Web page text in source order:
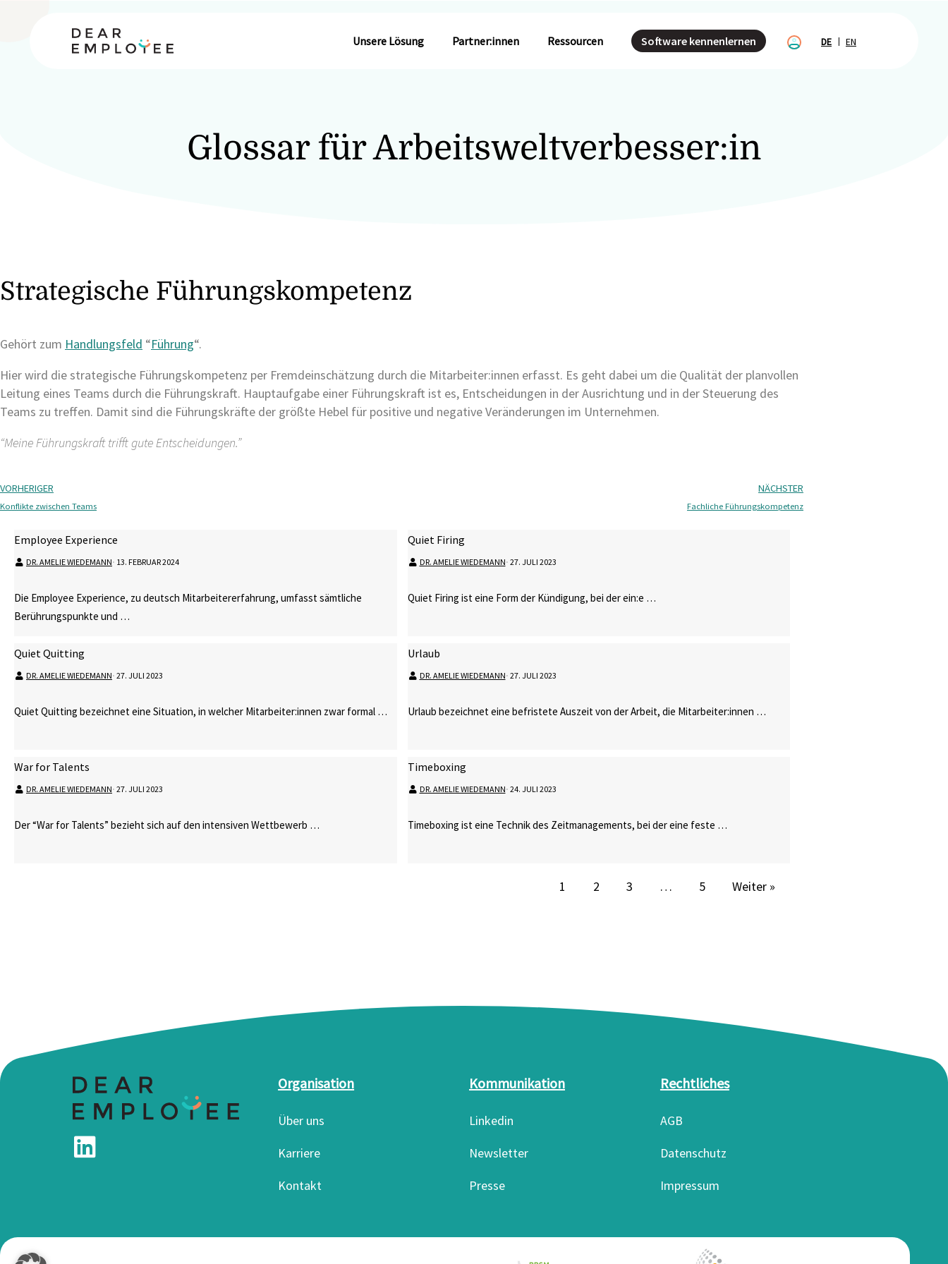
Unsere Lösung Partner:innen Ressourcen Software kennenlernen DE EN
Glossar für Arbeitsweltverbesser:in
Strategische Führungskompetenz
Gehört zum Handlungsfeld “Führung“.
Hier wird die strategische Führungskompetenz per Fremdeinschätzung durch die Mitarbeiter:innen erfasst. Es geht dabei um die Qualität der planvollen
Leitung eines Teams durch die Führungskraft. Hauptaufgabe einer Führungskraft ist es, Entscheidungen in der Ausrichtung und in der Steuerung des
Teams zu treffen. Damit sind die Führungskräfte der größte Hebel für positive und negative Veränderungen im Unternehmen.
“Meine Führungskraft trifft gute Entscheidungen.”
VORHERIGER
Konflikte zwischen Teams
NÄCHSTER
Fachliche Führungskompetenz
Employee Experience
DR. AMELIE WIEDEMANN⋅ 13. FEBRUAR 2024
Die Employee Experience, zu deutsch Mitarbeitererfahrung, umfasst sämtliche
Berührungspunkte und …
Quiet Firing
DR. AMELIE WIEDEMANN⋅ 27. JULI 2023
Quiet Firing ist eine Form der Kündigung, bei der ein:e …
Quiet Quitting
DR. AMELIE WIEDEMANN⋅ 27. JULI 2023
Quiet Quitting bezeichnet eine Situation, in welcher Mitarbeiter:innen zwar formal …
Urlaub
DR. AMELIE WIEDEMANN⋅ 27. JULI 2023
Urlaub bezeichnet eine befristete Auszeit von der Arbeit, die Mitarbeiter:innen …
War for Talents
DR. AMELIE WIEDEMANN⋅ 27. JULI 2023
Der “War for Talents” bezieht sich auf den intensiven Wettbewerb …
Timeboxing
DR. AMELIE WIEDEMANN⋅ 24. JULI 2023
Timeboxing ist eine Technik des Zeitmanagements, bei der eine feste …
1 2 3 … 5 Weiter »
Organisation
Über uns
Karriere
Kontakt
Kommunikation
Linkedin
Newsletter
Presse
Rechtliches
AGB
Datenschutz
Impressum